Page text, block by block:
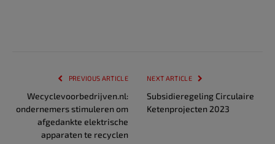
PREVIOUS ARTICLE
Wecyclevoorbedrijven.nl:
ondernemers stimuleren om
afgedankte elektrische
apparaten te recyclen
NEXT ARTICLE
Subsidieregeling Circulaire
Ketenprojecten 2023